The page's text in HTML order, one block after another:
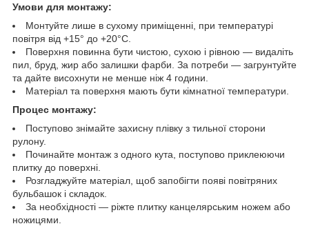
Умови для монтажу:
Монтуйте лише в сухому приміщенні, при температурі
повітря від +15° до +20°C.
Поверхня повинна бути чистою, сухою і рівною — видаліть
пил, бруд, жир або залишки фарби. За потреби — загрунтуйте
та дайте висохнути не менше ніж 4 години.
Матеріал та поверхня мають бути кімнатної температури.
Процес монтажу:
Поступово знімайте захисну плівку з тильної сторони
рулону.
Починайте монтаж з одного кута, поступово приклеюючи
плитку до поверхні.
Розгладжуйте матеріал, щоб запобігти появі повітряних
бульбашок і складок.
За необхідності — ріжте плитку канцелярським ножем або
ножицями.